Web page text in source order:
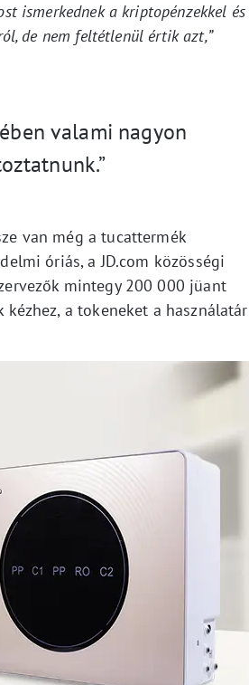
ismerkednek a kriptopénzekkel
de nem feltétlenül értik azt,”
valami nagyon
van még a tucattermék
óriás, a JD.com közösségi
mintegy 200 000 jüant
kézhez, a tokeneket a